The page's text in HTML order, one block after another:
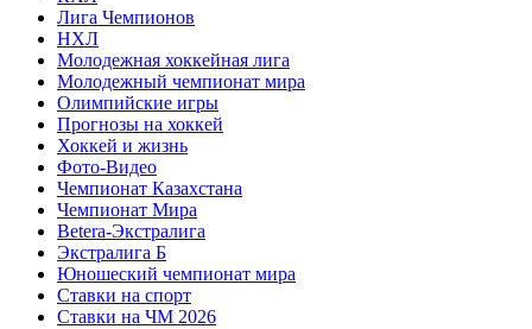
Лига Чемпионов
НХЛ
Молодежная хоккейная лига
Молодежный чемпионат мира
Олимпийские игры
Прогнозы на хоккей
Хоккей и жизнь
Фото-Видео
Чемпионат Казахстана
Чемпионат Мира
Betera-Экстралига
Экстралига Б
Юношеский чемпионат мира
Ставки на спорт
Ставки на ЧМ 2026